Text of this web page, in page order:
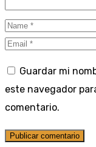
Guardar mi
este navegador
comentario.